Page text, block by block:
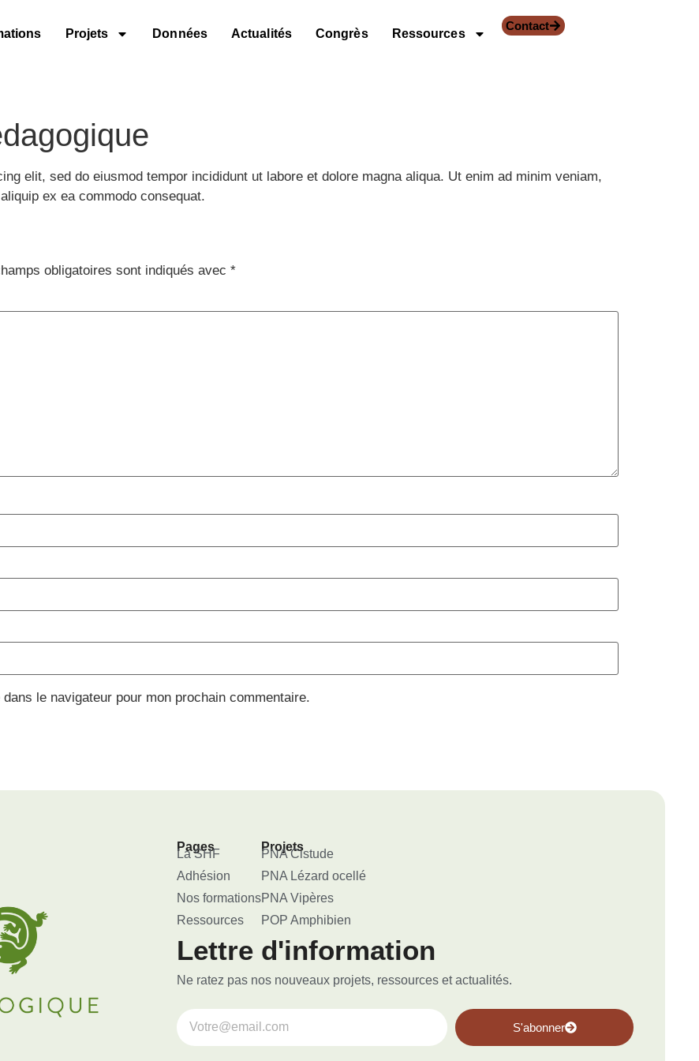
Projets Données Actualités Congrès Ressources
Contact
elit, sed do eiusmod tempor incididunt ut labore et dolore magna aliqua. Ut enim ad minim veniam,
ex ea commodo consequat.
obligatoires sont indiqués avec *
le navigateur pour mon prochain commentaire.
Pages
La SHF
Adhésion
Nos formations
Ressources
Projets
PNA Cistude
PNA Lézard ocellé
PNA Vipères
POP Amphibien
Lettre d'information
Ne ratez pas nos nouveaux projets, ressources et actualités.
S'abonner